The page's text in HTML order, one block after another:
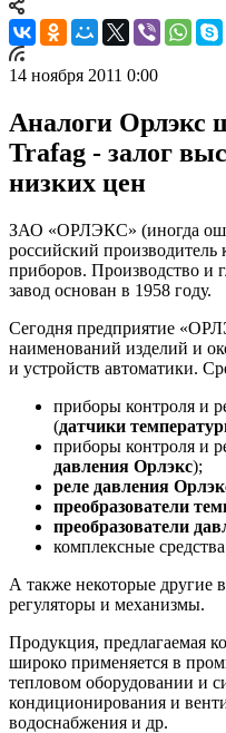
14 ноября 2011 0:00
Аналоги Орлэкс
Trafag - залог
низких цен
ЗАО «ОРЛЭКС» (иногда
российский
приборов. Производство и
завод основан в 1958 году.
Сегодня предприятие
наименований изделий и
и устройств автоматики.
приборы контроля и
(датчики
приборы контроля и
давления Орлэкс);
реле давления
преобразователи
преобразователи
комплексные
А также некоторые
регуляторы и механизмы.
Продукция, предлагаемая
широко применяется в
тепловом оборудовании и
кондиционирования и
водоснабжения и др.